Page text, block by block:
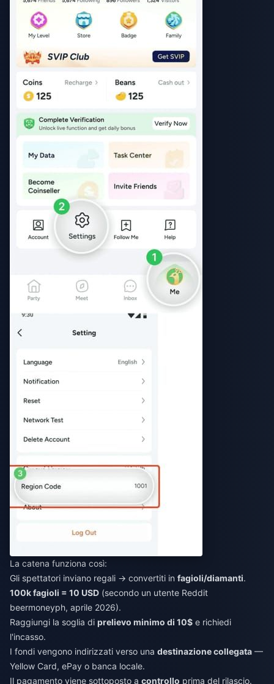
La catena funziona così:
Gli spettatori inviano regali → convertiti in fagioli/diamanti.
100k fagioli = 10 USD (secondo un utente Reddit
beermoneyph, aprile 2026).
Raggiungi la soglia di prelievo minimo di 10$ e richiedi
l'incasso.
I fondi vengono indirizzati verso una destinazione collegata —
Yellow Card, ePay o banca locale.
Il pagamento viene sottoposto a controllo prima del rilascio.